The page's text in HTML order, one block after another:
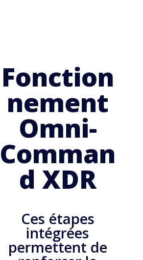
Fonction
nement
Omni-
Comman
d XDR
Ces étapes
intégrées
permettent de